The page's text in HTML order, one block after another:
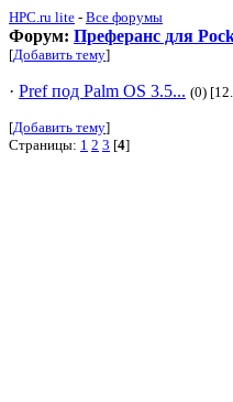
HPC.ru lite - Все форумы
Форум: Преферанс для
[Добавить тему]
· Pref под Palm OS 3.5... (0)
[Добавить тему]
Страницы: 1 2 3 [4]